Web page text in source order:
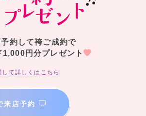
約して袴ご成約で
円分プレゼント
て詳しくはこちら
来店予約